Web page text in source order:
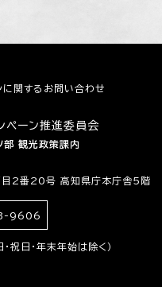
に関するお問い合わせ
ペーン推進委員会
部 観光政策課内
2番20号 高知県庁本庁舎5階
9606
祝日・年末年始は除く）